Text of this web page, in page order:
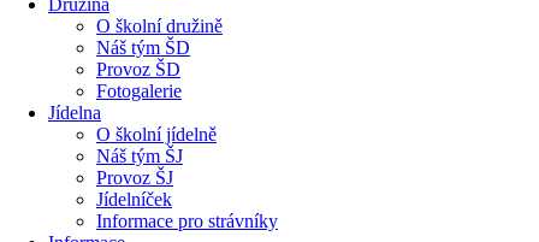
Družina
O školní družině
Náš tým ŠD
Provoz ŠD
Fotogalerie
Jídelna
O školní jídelně
Náš tým ŠJ
Provoz ŠJ
Jídelníček
Informace pro strávníky